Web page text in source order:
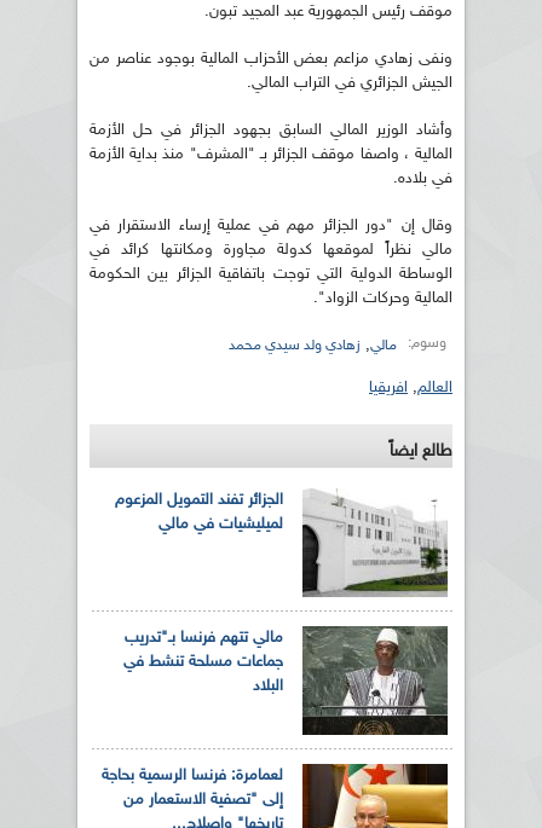
موقف رئيس الجمهورية عبد المجيد تبون.
ونفى زهادي مزاعم بعض الأحزاب المالية بوجود عناصر من
الجيش الجزائري في التراب المالي.
وأشاد الوزير المالي السابق بجهود الجزائر في حل الأزمة
المالية ، واصفا موقف الجزائر بـ "المشرف" منذ بداية الأزمة
في بلاده.
وقال إن "دور الجزائر مهم في عملية إرساء الاستقرار في
مالي نظراً لموقعها كدولة مجاورة ومكانتها كرائد في
الوساطة الدولية التي توجت باتفاقية الجزائر بين الحكومة
المالية وحركات الزواد".
وسوم: مالي, زهادي ولد سيدي محمد
العالم, افريقيا
طالع ايضاً
الجزائر تفند التمويل المزعوم
لميليشيات في مالي
مالي تتهم فرنسا بـ"تدريب
جماعات مسلحة تنشط في
البلاد
لعمامرة: فرنسا الرسمية بحاجة
إلى "تصفية الاستعمار من
تاريخها" وإصلاح...